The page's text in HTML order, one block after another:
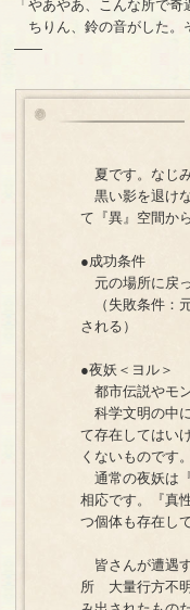
「やあやあ、こんな所で奇
ちりん、鈴の音がした。
――
夏です。なじ
黒い影を退け
て『異』空間か
●成功条件
元の場所に戻
（失敗条件：
される）
●夜妖＜ヨル＞
都市伝説やモ
科学文明の中
て存在してはい
くないものです。
通常の夜妖は
相応です。『真
つ個体も存在し
皆さんが遭遇
所 大量行方不